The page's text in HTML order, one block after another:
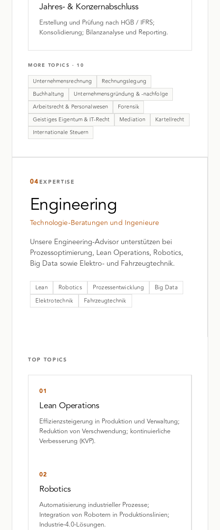
Jahres- & Konzernabschluss
Erstellung und Prüfung nach HGB / IFRS;
Konsolidierung; Bilanzanalyse und Reporting.
MORE TOPICS · 10
Unternehmensrechnung
Rechnungslegung
Buchhaltung
Unternehmensgründung & -nachfolge
Arbeitsrecht & Personalwesen
Forensik
Geistiges Eigentum & IT-Recht
Mediation
Kartellrecht
Internationale Steuern
04EXPERTISE
Engineering
Technologie-Beratungen und Ingenieure
Unsere Engineering-Advisor unterstützen bei
Prozessoptimierung, Lean Operations, Robotics,
Big Data sowie Elektro- und Fahrzeugtechnik.
Lean Robotics Prozessentwicklung
Big Data
Elektrotechnik
Fahrzeugtechnik
TOP TOPICS
01
Lean Operations
Effizienzsteigerung in Produktion und Verwaltung;
Reduktion von Verschwendung; kontinuierliche
Verbesserung (KVP).
02
Robotics
Automatisierung industrieller Prozesse;
Integration von Robotern in Produktionslinien;
Industrie-4.0-Lösungen.